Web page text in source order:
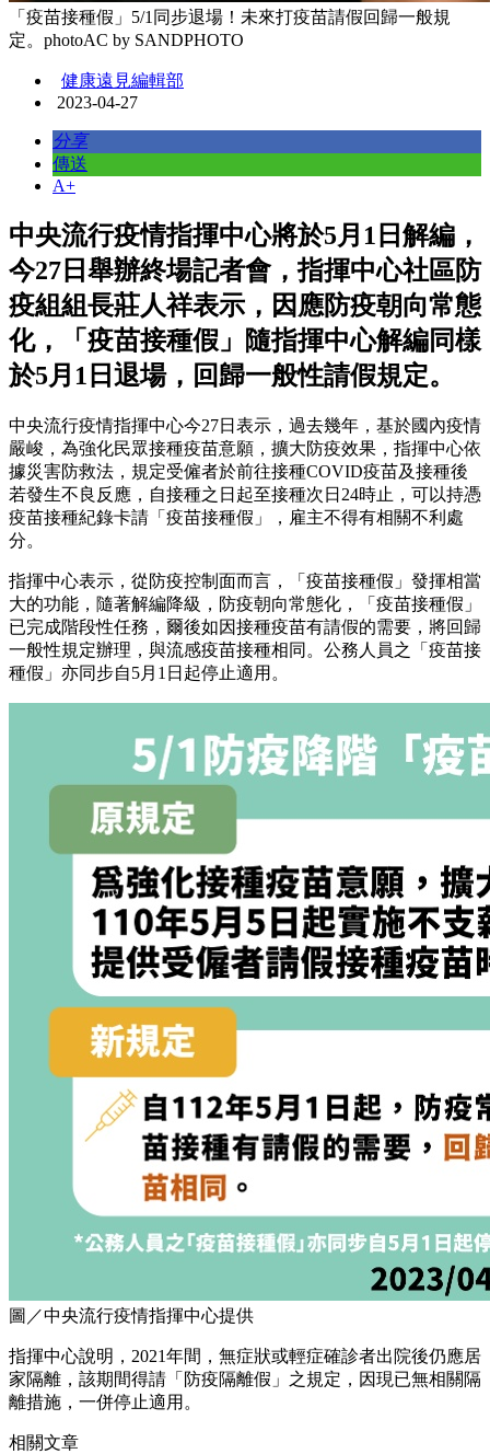
「疫苗接種假」5/1同步退場！未來打疫苗請假回歸一般規
定。photoAC by SANDPHOTO
健康遠見編輯部
2023-04-27
分享
傳送
A+
中央流行疫情指揮中心將於5月1日解編，
今27日舉辦終場記者會，指揮中心社區防
疫組組長莊人祥表示，因應防疫朝向常態
化，「疫苗接種假」隨指揮中心解編同樣
於5月1日退場，回歸一般性請假規定。
中央流行疫情指揮中心今27日表示，過去幾年，基於國內疫情
嚴峻，為強化民眾接種疫苗意願，擴大防疫效果，指揮中心依
據災害防救法，規定受僱者於前往接種COVID疫苗及接種後
若發生不良反應，自接種之日起至接種次日24時止，可以持憑
疫苗接種紀錄卡請「疫苗接種假」，雇主不得有相關不利處
分。
指揮中心表示，從防疫控制面而言，「疫苗接種假」發揮相當
大的功能，隨著解編降級，防疫朝向常態化，「疫苗接種假」
已完成階段性任務，爾後如因接種疫苗有請假的需要，將回歸
一般性規定辦理，與流感疫苗接種相同。公務人員之「疫苗接
種假」亦同步自5月1日起停止適用。
圖／中央流行疫情指揮中心提供
指揮中心說明，2021年間，無症狀或輕症確診者出院後仍應居
家隔離，該期間得請「防疫隔離假」之規定，因現已無相關隔
離措施，一併停止適用。
相關文章